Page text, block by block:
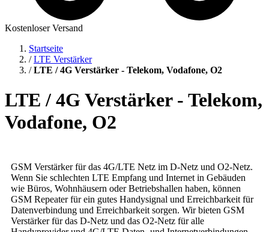
Kostenloser Versand
Startseite
/LTE Verstärker
/LTE / 4G Verstärker - Telekom, Vodafone, O2
LTE / 4G Verstärker - Telekom,
Vodafone, O2
GSM Verstärker für das 4G/LTE Netz im D-Netz und O2-Netz.
Wenn Sie schlechten LTE Empfang und Internet in Gebäuden
wie Büros, Wohnhäusern oder Betriebshallen haben, können
GSM Repeater für ein gutes Handysignal und Erreichbarkeit für
Datenverbindung und Erreichbarkeit sorgen. Wir bieten GSM
Verstärker für das D-Netz und das O2-Netz für alle